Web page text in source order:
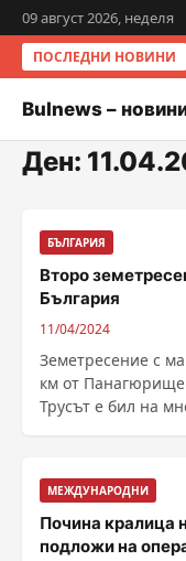
09 август 2026, неделя
ПОСЛЕДНИ НОВИНИ
Bulnews –
Ден:
БЪЛГАРИЯ
Второ
България
11/04/2024
Земетресение с
км от Панагюрище
Трусът е бил на
МЕЖДУНАРОДНИ
Почина кралица
подложи на